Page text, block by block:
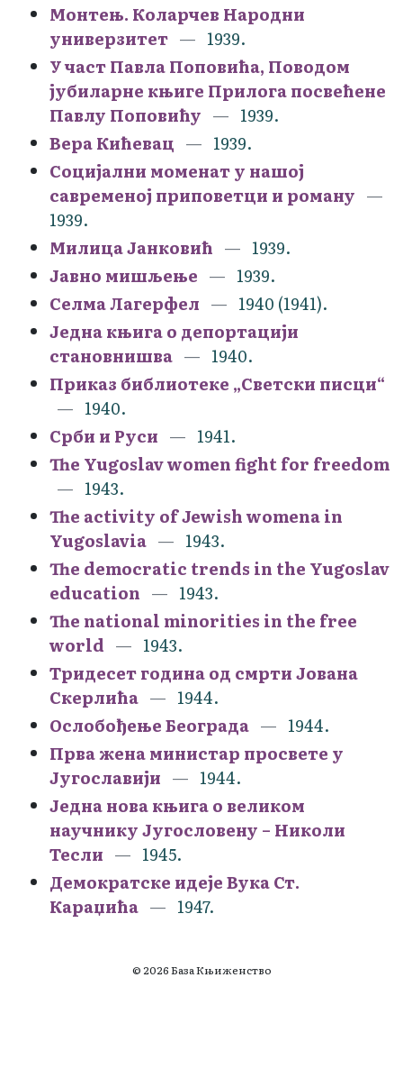
Монтењ. Коларчев Народни
универзитет
1939.
У част Павла Поповића, Поводом
јубиларне књиге Прилога посвећене
Павлу Поповићу
1939.
Вера Кићевац
1939.
Социјални моменат у нашој
савременој приповетци и роману
1939.
Милица Јанковић
1939.
Јавно мишљење
1939.
Селма Лагерфел
1940 (1941).
Једна књига о депортацији
становнишва
1940.
Приказ библиотеке „Светски писци“
1940.
Срби и Руси
1941.
The Yugoslav women fight for freedom
1943.
The activity of Jewish womena in
Yugoslavia
1943.
The democratic trends in the Yugoslav
education
1943.
The national minorities in the free
world
1943.
Тридесет година од смрти Јована
Скерлића
1944.
Ослобођење Београда
1944.
Прва жена министар просвете у
Југославији
1944.
Једна нова књига о великом
научнику Југословену – Николи
Тесли
1945.
Демократске идеје Вука Ст.
Караџића
1947.
© 2026 База Књиженство